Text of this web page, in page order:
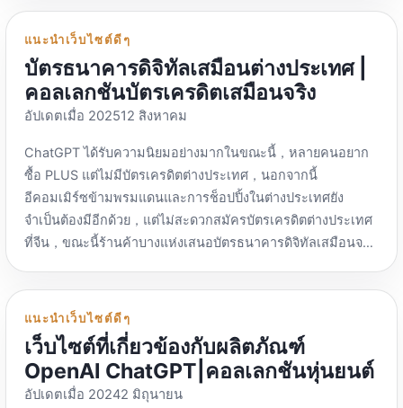
https://incogniton.com/zh-hans/ การดาวน์โหลดการอัปเดต
ยุ่งยากเกินไป，เพียงแค่ยอมแพ้! เวอร์ชันไม่ระบุตัวตนฟรีมา
พร้อมกับ 10 สภาพแวดล้อม，เปิดอย่างไม่เป็นทางการทุกวัน，มี
ระยะเวลาทดลองใช้สองเดือน，หลังจากสองเดือนมันจะถูกลด
ระดับโดยอัตโนมัติเป็นเท่านั้น 3 แพ็คเกจพื้นฐานของไฟล์กำหนด
ฉันที่จะได้รับซอฟต์แวร์อื่น! ต่อมา，สร้างไฟล์การกำหนดค่าที่จะ
อัปเดต，อัปเดตและรายงานข้อผิดพลาด，ยอมแพ้อย่างเด็ด
ขาด。 รองรับการเติมเงิน cryptocurrency。 […]
ระบบบัญชี Phind：https://www.phind.com/ ภาษาอังกฤษ，
มีการค้นหาภาษาจีน，บล็อก IP จีน。ให้ข้อมูลสรุปการค้นหา
และค้นหาที่อยู่เว็บไซต์พร้อมกัน，ประสบการณ์ที่ดี。 ความฉงน
สนเท่ห์：https://www.perplexity.ai/ ภาษาอังกฤษ，คำตอบ
ตอบเป็นภาษาจีน，จำเป็นต้องเข้าถึงอินเทอร์เน็ตทาง
วิทยาศาสตร์。ผลการค้นหาภาษาจีนอยู่ในระดับปานกลาง。
ฉันทามติ：https://consensus.app/search/ ภาษาอังกฤษ，
การค้นหาของจีนไม่ดี。การค้นหาทางวิชาการ。
จริง》。 โดยทั่วไปแล้วจะเป็นบุคคลที่สามที่รวบรวมสกุลเงิน
ดิจิทัล，แปลงเป็นสกุลเงินคำสั่ง，ดังนั้นจึงจะมีค่าธรรมเนียมการ
เติมเงินหรือค่าธรรมเนียมการแลกเปลี่ยนเป็นต้น，แน่นอนว่า
บัตรธนาคารนั้นถูกกฎหมาย，ข้อดีคือสามารถใช้บัตรจริงเพื่อ
ถอนเงินสดจากตู้เอทีเอ็มในประเทศได้โดยตรง。 UnionPay
International สามารถผูกกับ UnionPay QuickPass ได้ (คุณต้อง
มีบัญชี UnionPay QuickPass ที่ไม่ได้ผูกกับบัตรธนาคารใน
ประเทศ)，หากบัญชีของคุณถูกผูกไว้กับบัตรธนาคารในประเทศ
คุณจะต้องยกเลิกและลงทะเบียนใหม่。สังเกต：ตั้งรหัสผ่าน
ก่อน，ผูกบัตรที่ด้านหลัง，มิฉะนั้นคุณอาจต้องผูกบัตรต่อไปก่อน
จึงจะสามารถใช้งานได้。)，สามารถใช้งานร่วมกับเครื่อง POS
กับ Cloud QuickPass สำหรับค่าธรรมเนียมการถอนเงินสด/การ
ใช้ 2% ，ค่าธรรมเนียมการถอนเงินสดขั้นต่ำ 5U/ค่าธรรมเนียม
การเติมเงินธุรกรรม 2% ค่าธรรมเนียมการสร้างบัตร วิธีการเติม
เงิน 249U：USDT-trc20、USDT-bep20、กลุ่มโทรเลขรูป
แนะนำเว็บไซต์ดีๆ
บัตรธนาคารดิจิทัลเสมือนต่างประเทศ |
คอลเลกชันบัตรเครดิตเสมือนจริง
อัปเดตเมื่อ 202512 สิงหาคม
ChatGPT ได้รับความนิยมอย่างมากในขณะนี้，หลายคนอยาก
ซื้อ PLUS แต่ไม่มีบัตรเครดิตต่างประเทศ，นอกจากนี้
อีคอมเมิร์ซข้ามพรมแดนและการช็อปปิ้งในต่างประเทศยัง
จำเป็นต้องมีอีกด้วย，แต่ไม่สะดวกสมัครบัตรเครดิตต่างประเทศ
ที่จีน，ขณะนี้ร้านค้าบางแห่งเสนอบัตรธนาคารดิจิทัลเสมือนจริง
จำเป็นต้องมี KYC (การยืนยันตัวตน)。 การ์ดเสมือนจริง，โดย
ทั่วไปการ์ดดิจิทัลหมายถึงการ์ดที่ไม่มีการ์ดจริง，ระบุเฉพาะบัตร
ธนาคารที่มีหมายเลขบัตร CVV เท่านั้น，โดยปกติสามารถ
บริโภคได้ทางออนไลน์เท่านั้น。ปกติจะมีค่าธรรมเนียมในการ
เปิดบัตร，ชิ้นส่วนอาจแตกต่างกันไปขึ้นอยู่กับระดับ，ไม่เน้นด้าน
ล่าง。 โปรดตรวจสอบเว็บไซต์อย่างเป็นทางการหรือสอบถาม
แนะนำเว็บไซต์ดีๆ
เว็บไซต์ที่เกี่ยวข้องกับผลิตภัณฑ์
OpenAI ChatGPT|คอลเลกชันหุ่นยนต์
อัปเดตเมื่อ 20242 มิถุนายน